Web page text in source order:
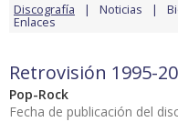
Discografía Noticias
Enlaces
Retrovisión 1995-
Pop-Rock
Fecha de publicación del